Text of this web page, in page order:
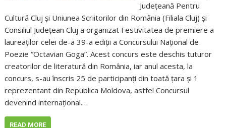
Județeană Pentru
Cultură Cluj şi Uniunea Scriitorilor din România (Filiala Cluj) și
Consiliul Județean Cluj a organizat Festivitatea de premiere a
laureaților celei de-a 39-a ediții a Concursului Național de
Poezie “Octavian Goga”. Acest concurs este deschis tuturor
creatorilor de literatură din România, iar anul acesta, la
concurs, s-au înscris 25 de participanți din toată țara și 1
reprezentant din Republica Moldova, astfel Concursul
devenind internațional.…
READ MORE